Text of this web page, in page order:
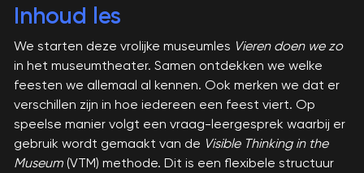
Inhoud les
We starten deze vrolijke museumles Vieren doen we zo
in het museumtheater. Samen ontdekken we welke
feesten we allemaal al kennen. Ook merken we dat er
verschillen zijn in hoe iedereen een feest viert. Op
speelse manier volgt een vraag-leergesprek waarbij er
gebruik wordt gemaakt van de Visible Thinking in the
Museum(VTM) methode. Dit is een flexibele structuur